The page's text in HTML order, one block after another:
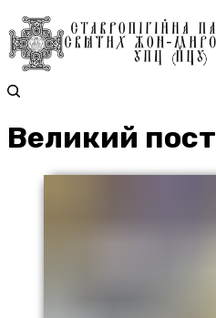
Великий пост